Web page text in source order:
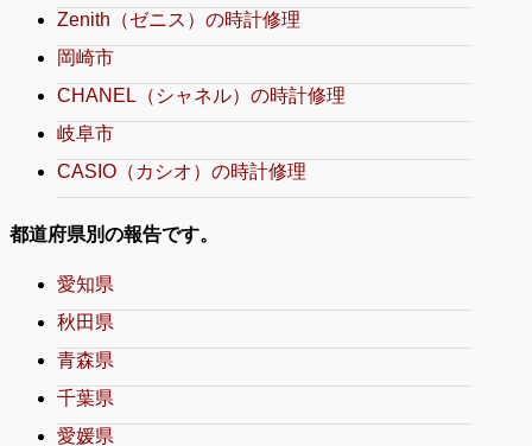
Zenith（ゼニス）の時計修理
岡崎市
CHANEL（シャネル）の時計修理
岐阜市
CASIO（カシオ）の時計修理
都道府県別の報告です。
愛知県
秋田県
青森県
千葉県
愛媛県